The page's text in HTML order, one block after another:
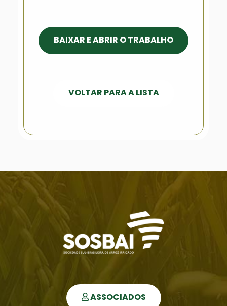
BAIXAR E ABRIR O TRABALHO
VOLTAR PARA A LISTA
ASSOCIADOS